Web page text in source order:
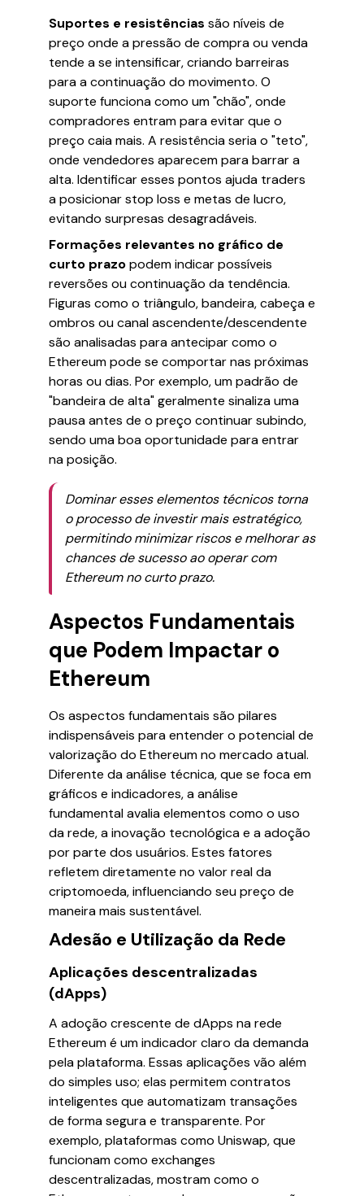
Suportes e resistências são níveis de
preço onde a pressão de compra ou venda
tende a se intensificar, criando barreiras
para a continuação do movimento. O
suporte funciona como um "chão", onde
compradores entram para evitar que o
preço caia mais. A resistência seria o "teto",
onde vendedores aparecem para barrar a
alta. Identificar esses pontos ajuda traders
a posicionar stop loss e metas de lucro,
evitando surpresas desagradáveis.
Formações relevantes no gráfico de
curto prazopodem indicar possíveis
reversões ou continuação da tendência.
Figuras como o triângulo, bandeira, cabeça e
ombros ou canal ascendente/descendente
são analisadas para antecipar como o
Ethereum pode se comportar nas próximas
horas ou dias. Por exemplo, um padrão de
"bandeira de alta" geralmente sinaliza uma
pausa antes de o preço continuar subindo,
sendo uma boa oportunidade para entrar
na posição.
Dominar esses elementos técnicos torna
o processo de investir mais estratégico,
permitindo minimizar riscos e melhorar as
chances de sucesso ao operar com
Ethereum no curto prazo.
Aspectos Fundamentais
que Podem Impactar o
Ethereum
Os aspectos fundamentais são pilares
indispensáveis para entender o potencial de
valorização do Ethereum no mercado atual.
Diferente da análise técnica, que se foca em
gráficos e indicadores, a análise
fundamental avalia elementos como o uso
da rede, a inovação tecnológica e a adoção
por parte dos usuários. Estes fatores
refletem diretamente no valor real da
criptomoeda, influenciando seu preço de
maneira mais sustentável.
Adesão e Utilização da Rede
Aplicações descentralizadas
(dApps)
A adoção crescente de dApps na rede
Ethereum é um indicador claro da demanda
pela plataforma. Essas aplicações vão além
do simples uso; elas permitem contratos
inteligentes que automatizam transações
de forma segura e transparente. Por
exemplo, plataformas como Uniswap, que
funcionam como exchanges
descentralizadas, mostram como o